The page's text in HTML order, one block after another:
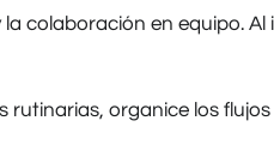
colaboración en equipo. Al
rutinarias, organice los